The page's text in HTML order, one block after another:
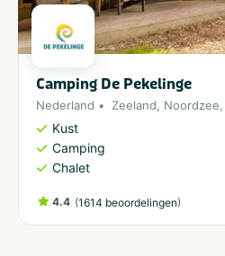
Camping De Pekelinge
Nederland Zeeland, Noordzee,
Kust
Camping
Chalet
4.4 (1614 beoordelingen)